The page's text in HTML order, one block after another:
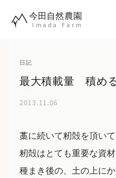
今田自然農園
Imada Farm
日記
最大積載量 積め
2013.11.06
藁に続いて籾殻を頂いて
籾殻はとても重要な資材
種まき後の、土の上にか